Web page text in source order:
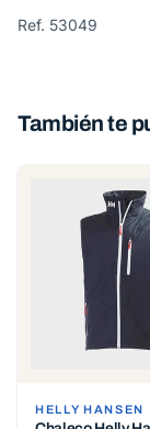
Ref. 53049
También te
HELLY HANSEN